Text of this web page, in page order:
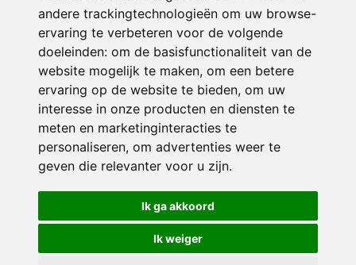
andere trackingtechnologieën om uw browse-
ervaring te verbeteren voor de volgende
doeleinden: om de basisfunctionaliteit van de
website mogelijk te maken, om een betere
ervaring op de website te bieden, om uw
interesse in onze producten en diensten te
meten en marketinginteracties te
personaliseren, om advertenties weer te
geven die relevanter voor u zijn.
Ik ga akkoord
Ik weiger
© 2026 Sint Bernardus | Alle rechten voorbehouden
Privacy policy|Disclaimer| Klachtenregeling|RSIN en Anbi
voorkeuren
Crealisatie The MindOffice